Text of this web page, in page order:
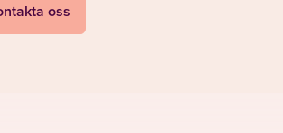
oss